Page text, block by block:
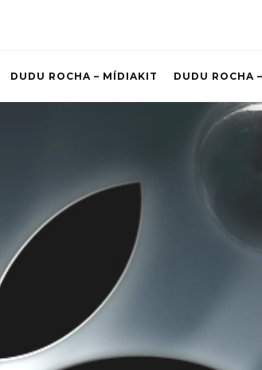
DUDU ROCHA – MÍDIAKIT DUDU ROCHA